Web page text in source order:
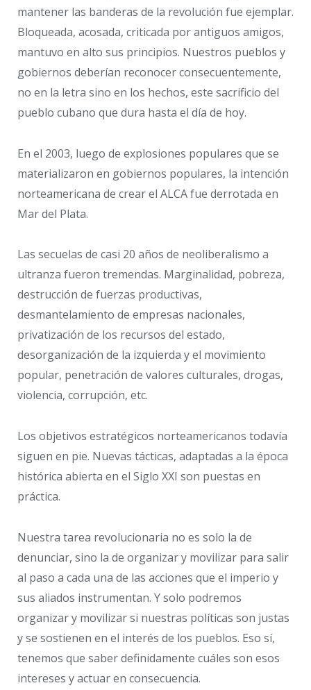
mantener las banderas de la revolución fue ejemplar.
Bloqueada, acosada, criticada por antiguos amigos,
mantuvo en alto sus principios. Nuestros pueblos y
gobiernos deberían reconocer consecuentemente,
no en la letra sino en los hechos, este sacrificio del
pueblo cubano que dura hasta el día de hoy.
En el 2003, luego de explosiones populares que se
materializaron en gobiernos populares, la intención
norteamericana de crear el ALCA fue derrotada en
Mar del Plata.
Las secuelas de casi 20 años de neoliberalismo a
ultranza fueron tremendas. Marginalidad, pobreza,
destrucción de fuerzas productivas,
desmantelamiento de empresas nacionales,
privatización de los recursos del estado,
desorganización de la izquierda y el movimiento
popular, penetración de valores culturales, drogas,
violencia, corrupción, etc.
Los objetivos estratégicos norteamericanos todavía
siguen en pie. Nuevas tácticas, adaptadas a la época
histórica abierta en el Siglo XXI son puestas en
práctica.
Nuestra tarea revolucionaria no es solo la de
denunciar, sino la de organizar y movilizar para salir
al paso a cada una de las acciones que el imperio y
sus aliados instrumentan. Y solo podremos
organizar y movilizar si nuestras políticas son justas
y se sostienen en el interés de los pueblos. Eso sí,
tenemos que saber definidamente cuáles son esos
intereses y actuar en consecuencia.